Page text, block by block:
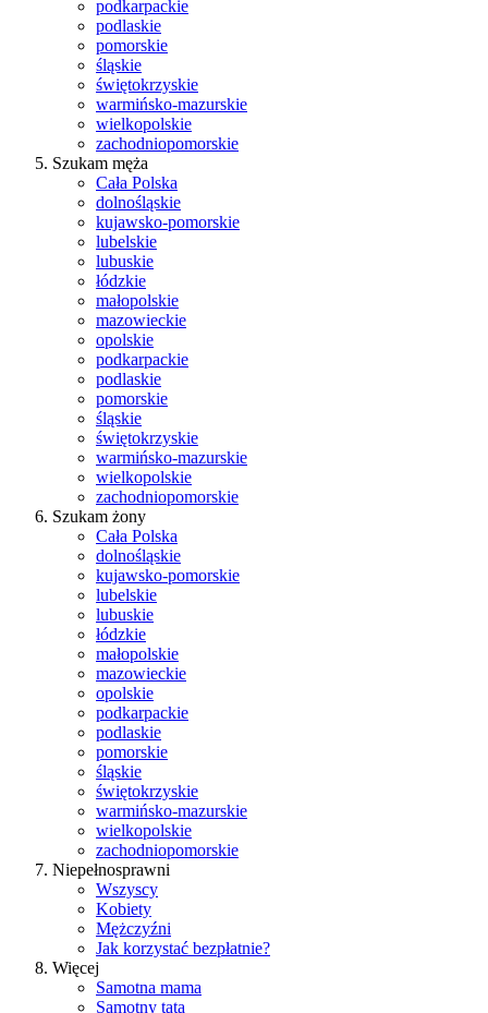
podkarpackie
podlaskie
pomorskie
śląskie
świętokrzyskie
warmińsko-mazurskie
wielkopolskie
zachodniopomorskie
Szukam męża
Cała Polska
dolnośląskie
kujawsko-pomorskie
lubelskie
lubuskie
łódzkie
małopolskie
mazowieckie
opolskie
podkarpackie
podlaskie
pomorskie
śląskie
świętokrzyskie
warmińsko-mazurskie
wielkopolskie
zachodniopomorskie
Szukam żony
Cała Polska
dolnośląskie
kujawsko-pomorskie
lubelskie
lubuskie
łódzkie
małopolskie
mazowieckie
opolskie
podkarpackie
podlaskie
pomorskie
śląskie
świętokrzyskie
warmińsko-mazurskie
wielkopolskie
zachodniopomorskie
Niepełnosprawni
Wszyscy
Kobiety
Mężczyźni
Jak korzystać bezpłatnie?
Więcej
Samotna mama
Samotny tata